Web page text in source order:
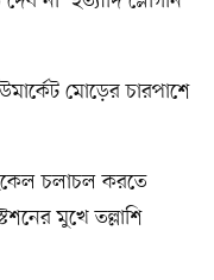
মোড়ের চারপাশে
চলাচল করতে
মুখে তল্লাশি